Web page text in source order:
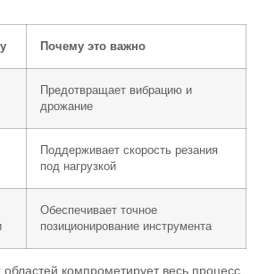
Почему это важно
Предотвращает вибрацию и
дрожание
Поддерживает скорость резания
под нагрузкой
Обеспечивает точное
позиционирование инструмента
компрометирует весь процесс.